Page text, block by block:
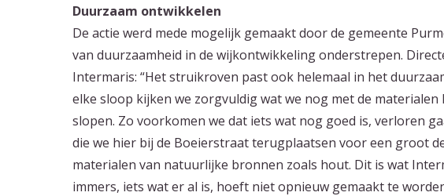
Duurzaam ontwikkelen
De actie werd mede mogelijk gemaakt door de gemeente
van duurzaamheid in de wijkontwikkeling onderstrepen.
Intermaris: “Het struikroven past ook helemaal in het
elke sloop kijken we zorgvuldig wat we nog met de
slopen. Zo voorkomen we dat iets wat nog goed is, verloren
die we hier bij de Boeierstraat terugplaatsen voor een groot
materialen van natuurlijke bronnen zoals hout. Dit is wat
immers, iets wat er al is, hoeft niet opnieuw gemaakt te